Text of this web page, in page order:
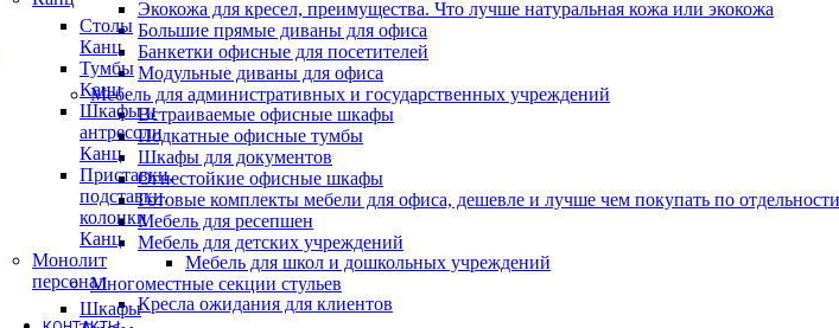
Экокожа для кресел, преимущества. Что лучше натуральная кожа или экокожа
Большие прямые диваны для офиса
Банкетки офисные для посетителей
Модульные диваны для офиса
Мебель для административных и государственных учреждений
Встраиваемые офисные шкафы
Подкатные офисные тумбы
Шкафы для документов
Огнестойкие офисные шкафы
Готовые комплекты мебели для офиса, дешевле и лучше чем покупать по отдельности
Мебель для ресепшен
Мебель для детских учреждений
Мебель для школ и дошкольных учреждений
Многоместные секции стульев
Кресла ожидания для клиентов
Столы
Канц
Тумбы
Канц
Шкафы и
антресоли
Канц
Приставки,
подставки,
колонки
Канц
Монолит
персонал
Шкафы